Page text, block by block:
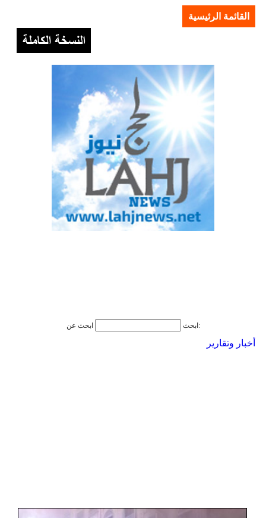
القائمة الرئيسية
ابحث ابحث عن:
أخبار وتقارير